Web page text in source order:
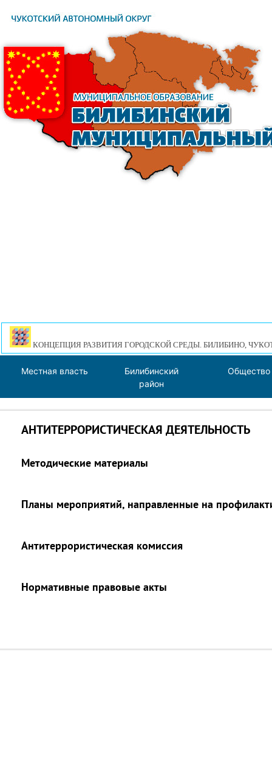
КОНЦЕПЦИЯ РАЗВИТИЯ ГОРОДСКОЙ СРЕДЫ. БИЛИБИНО,
Местная власть
Билибинский
район
Общество
АНТИТЕРРОРИСТИЧЕСКАЯ ДЕЯТЕЛЬНОСТЬ
Методические материалы
Планы мероприятий, направленные на
Антитеррористическая комиссия
Нормативные правовые акты